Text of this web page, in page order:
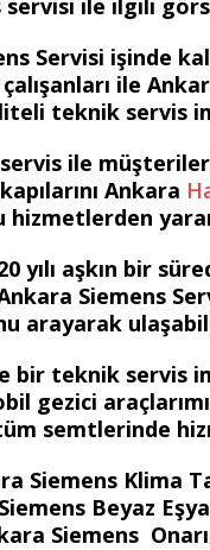
Servisi işinde
ile
teknik servis
ile
Ankara
yılı aşkın bir
Siemens
arayarak
bir teknik servis
gezici
tüm semtlerinde
Siemens Klima
Beyaz Eşya
Siemens